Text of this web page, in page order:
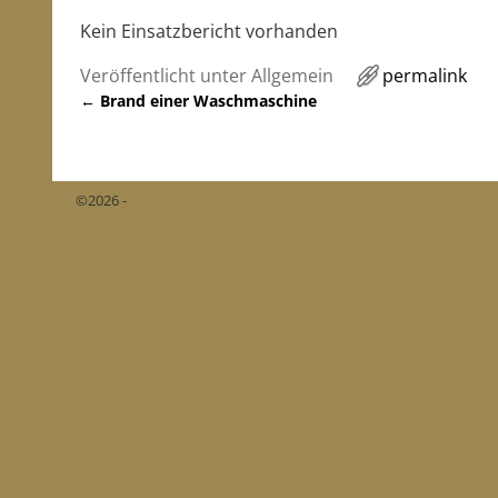
Kein Einsatzbericht vorhanden
Veröffentlicht unterAllgemein permalink
← Brand einer Waschmaschine
©2026 -